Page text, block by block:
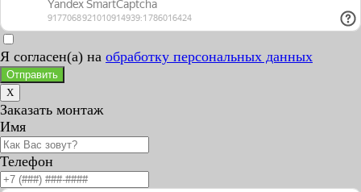
Я согласен(а) на обработку персональных данных
Отправить
X
Заказать монтаж
Имя
Телефон